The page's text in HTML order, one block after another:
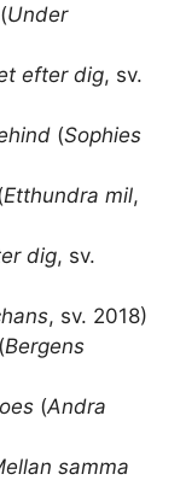
Under
efter dig, sv.
(Sophies
Etthundra mil,
dig, sv.
, sv. 2018)
(Bergens
(Andra
samma